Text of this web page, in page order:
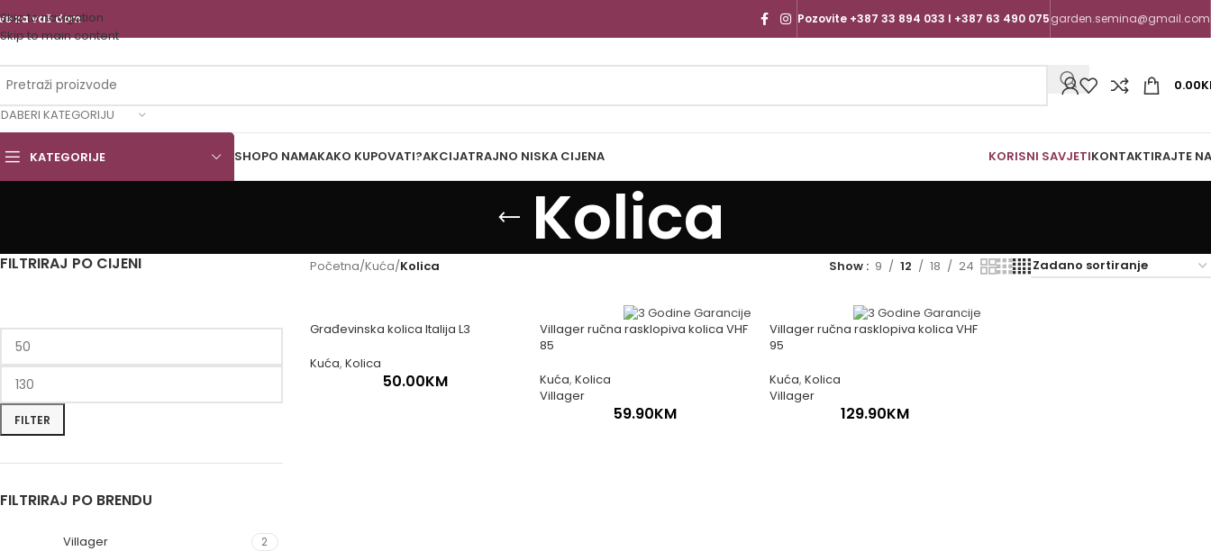
Skip to navigation
Skip to main content
za vaš dom Pozovite +387 33 894 033 I +387 63 490 075garden.semina@gmail.com
KATEGORIJU
0.00
KATEGORIJE SHOPO NAMAKAKO KUPOVATI?AKCIJATRAJNO NISKA CIJENA KORISNI SAVJETIKONTAKTIRAJTE
Kolica
FILTRIRAJ PO CIJENI
FILTER
FILTRIRAJ PO BRENDU
Villager 2
Početna/Kuća/Kolica Show 9 12 18 24
Građevinska kolica Italija L3
Kuća, Kolica
50.00KM
Villager ručna rasklopiva kolica VHF
85
Kuća, Kolica
Villager
59.90KM
Villager ručna rasklopiva kolica VHF
95
Kuća, Kolica
Villager
129.90KM